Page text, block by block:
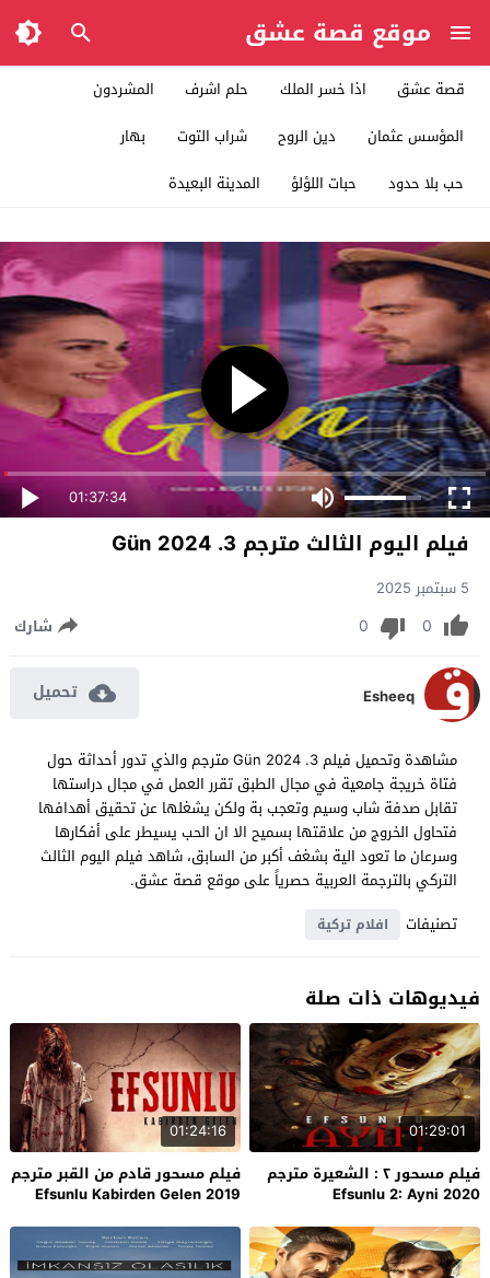
موقع قصة عشق
قصة عشق اذا خسر الملك حلم اشرف
المشردون
المؤسس عثمان
دين الروح شراب التوت
بهار
حب بلا حدود
حبات اللؤلؤ المدينة البعيدة
01:37:34
فيلم اليوم الثالث مترجم 3. Gün 2024
5 سبتمبر 2025
0
0 شارك
Esheeq تحميل
مشاهدة وتحميل فيلم 3. Gün 2024 مترجم والذي تدور أحداثة حول
فتاة خريجة جامعية في مجال الطبق تقرر العمل في مجال دراستها
تقابل صدفة شاب وسيم وتعجب بة ولكن يشغلها عن تحقيق أهدافها
فتحاول الخروج من علاقتها بسميح الا ان الحب يسيطر على أفكارها
وسرعان ما تعود الية بشغف أكبر من السابق، شاهد فيلم اليوم الثالث
التركي بالترجمة العربية حصرياً على موقع قصة عشق.
تصنيفات
افلام تركية
فيديوهات ذات صلة
01:29:01
فيلم مسحور ٢ : الشعيرة مترجم
Efsunlu 2: Ayni 2020
01:24:16
فيلم مسحور قادم من القبر مترجم
Efsunlu Kabirden Gelen 2019